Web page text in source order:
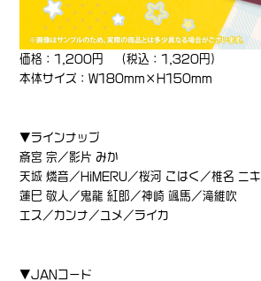
価格：1,200円 （税込：1,320円）
本体サイズ：W180mm×H150mm
▼ラインナップ
斎宮 宗／影片 みか
天城 燐音／HiMERU／桜河 こはく／椎名 ニキ
蓮巳 敬人／鬼龍 紅郎／神崎 颯馬／滝維吹
エス／カンナ／ユメ／ライカ
▼JANコード